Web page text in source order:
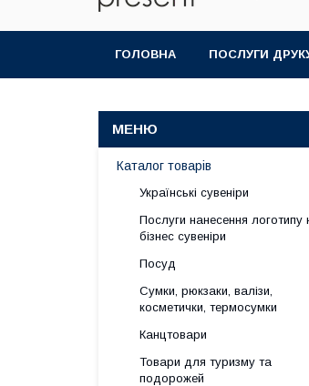
ГОЛОВНА ПОСЛУГИ
Каталог товарів
Українські сувеніри
Послуги нанесення логотипу
бізнес сувеніри
Посуд
Сумки, рюкзаки, валізи,
косметички, термосумки
Канцтовари
Товари для туризму та
подорожей